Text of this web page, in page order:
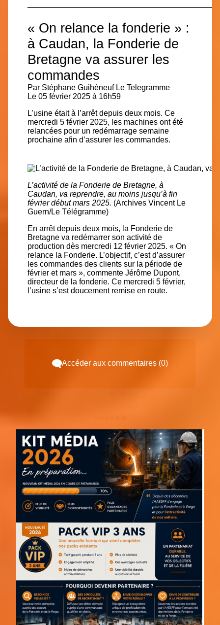
« On relance la fonderie » :
à Caudan, la Fonderie de
Bretagne va assurer les
commandes
Par Stéphane Guihéneuf Le Telegramme
Le 05 février 2025 à 16h59
L’usine était à l’arrêt depuis deux mois. Ce
mercredi 5 février 2025, les machines ont été
relancées pour un redémarrage semaine
prochaine afin d’assurer les commandes.
L’activité de la Fonderie de Bretagne, à
Caudan, va reprendre, au moins jusqu’à fin
février début mars 2025. (Archives Vincent Le
Guern/Le Télégramme)
En arrêt depuis deux mois, la Fonderie de
Bretagne va redémarrer son activité de
production dès mercredi 12 février 2025. « On
relance la Fonderie. L’objectif, c’est d’assurer
les commandes des clients sur la période de
février et mars », commente Jérôme Dupont,
directeur de la fonderie. Ce mercredi 5 février,
l’usine s’est doucement remise en route.
Accéder aux commentaires (0)